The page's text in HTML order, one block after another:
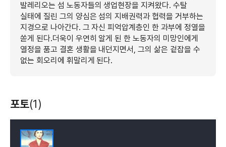
발레리오는 섬 노동자들의 생업현장을 지켜왔다. 수탈
실태에 질린 그의 양심은 섬의 지배권력과 협력을 거부하는
지경으로 나아간다. 그 자신 피억압계층인 한 과부에 정열을
쏟게 된다.더욱이 우연히 알게 된 한 노동자의 미망인에게
열정을 품고 결혼 생활을 내던지면서, 그의 삶은 겉잡을 수
없는 회오리에 휘말리게 된다.
포토(1)